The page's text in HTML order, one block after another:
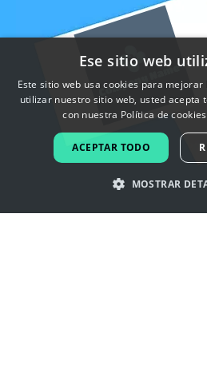
Ese sitio web
Este sitio web usa cookies para
utilizar nuestro sitio web, usted acepta
con nuestra Política de
ACEPTAR TODO
MOSTRAR